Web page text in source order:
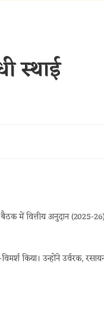
स्थाई
में वित्तीय अनुदान (2025-
किया। उन्होंने उर्वरक,